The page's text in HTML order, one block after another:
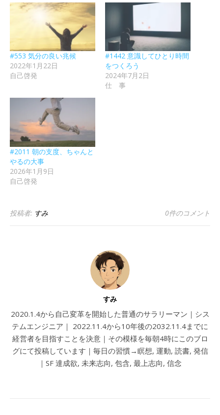
#553 気分の良い兆候
2022年1月22日
自己啓発
#1442 意識してひとり時間
をつくろう
2024年7月2日
仕 事
#2011 朝の支度、ちゃんと
やるの大事
2026年1月9日
自己啓発
投稿者: すみ 0件のコメント
すみ
2020.1.4から自己変革を開始した普通のサラリーマン｜シス
テムエンジニア｜ 2022.11.4から10年後の2032.11.4までに
経営者を目指すことを決意｜その模様を毎朝4時にこのブロ
グにて投稿しています｜毎日の習慣→瞑想, 運動, 読書, 発信
｜SF 達成欲, 未来志向, 包含, 最上志向, 信念